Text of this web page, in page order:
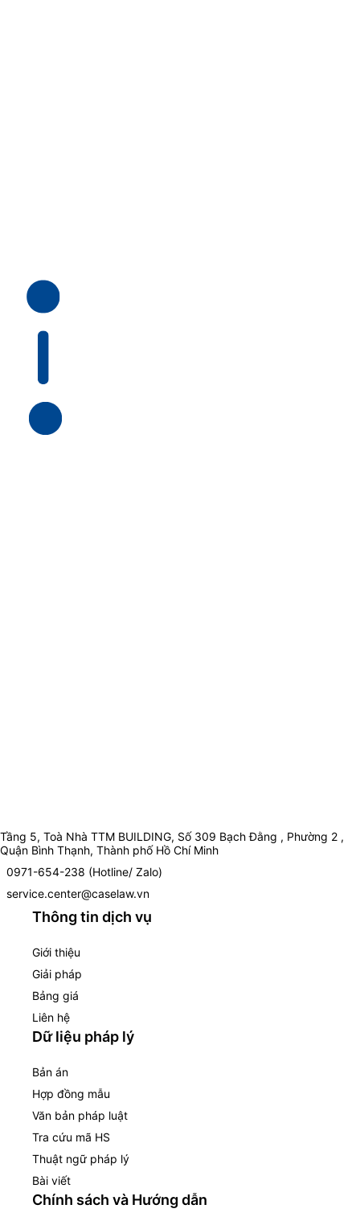
Tầng 5, Toà Nhà TTM BUILDING, Số 309 Bạch Đằng , Phường 2 ,
Quận Bình Thạnh, Thành phố Hồ Chí Minh
0971-654-238 (Hotline/ Zalo)
service.center@caselaw.vn
Thông tin dịch vụ
Giới thiệu
Giải pháp
Bảng giá
Liên hệ
Dữ liệu pháp lý
Bản án
Hợp đồng mẫu
Văn bản pháp luật
Tra cứu mã HS
Thuật ngữ pháp lý
Bài viết
Chính sách và Hướng dẫn